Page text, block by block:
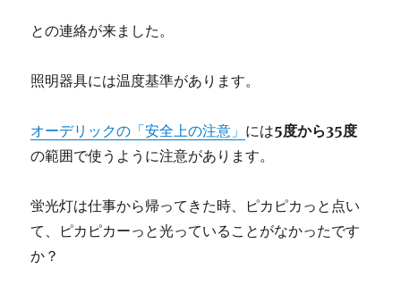
との連絡が来ました。
照明器具には温度基準があります。
オーデリックの「安全上の注意」 には5度から35度
の範囲で使うように注意があります。
蛍光灯は仕事から帰ってきた時、ピカピカっと点い
て、ピカピカーっと光っていることがなかったです
か？